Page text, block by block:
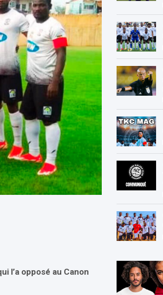
l’a opposé au Canon